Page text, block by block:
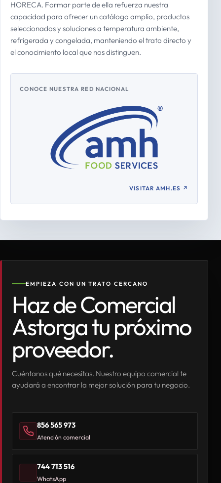
HORECA. Formar parte de ella refuerza nuestra
capacidad para ofrecer un catálogo amplio, productos
seleccionados y soluciones a temperatura ambiente,
refrigerada y congelada, manteniendo el trato directo y
el conocimiento local que nos distinguen.
CONOCE NUESTRA RED NACIONAL
VISITAR AMH.ES ↗
EMPIEZA CON UN TRATO CERCANO
Haz de Comercial
Astorga tu próximo
proveedor.
Cuéntanos qué necesitas. Nuestro equipo comercial te
ayudará a encontrar la mejor solución para tu negocio.
856 565 973
Atención comercial
744 713 516
WhatsApp